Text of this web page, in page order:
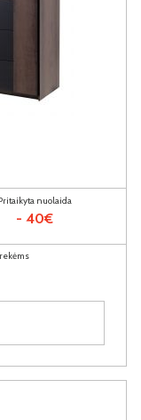
nuolaida
- 40€